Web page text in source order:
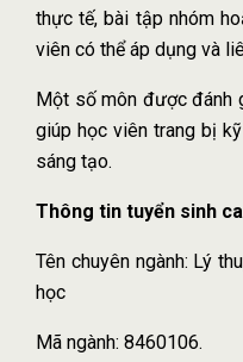
thực tế, bài tập nhóm
viên có thể áp dụng và
Một số môn được đánh
giúp học viên trang bị
sáng tạo.
Thông tin tuyển sinh
Tên chuyên ngành: Lý
học
Mã ngành: 8460106.